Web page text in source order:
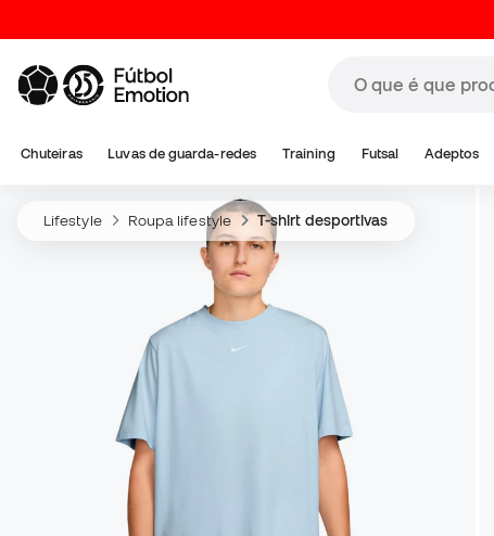
Chuteiras Luvas de guarda-redes Training Futsal Adeptos
Lifestyle Roupa lifestyle T-shirt desportivas